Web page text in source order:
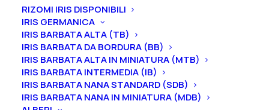
RIZOMI IRIS DISPONIBILI
IRIS GERMANICA
IRIS BARBATA ALTA (TB)
IRIS BARBATA DA BORDURA (BB)
IRIS BARBATA ALTA IN MINIATURA (MTB)
IRIS BARBATA INTERMEDIA (IB)
IRIS BARBATA NANA STANDARD (SDB)
IRIS BARBATA NANA IN MINIATURA (MDB)
fioritura è intermedia.
Ti ricordiamo che le nostre peonie vengono
vendute in vaso, con un apparato radicale ben
affrancato e differente in base alla dimensione della
pianta.